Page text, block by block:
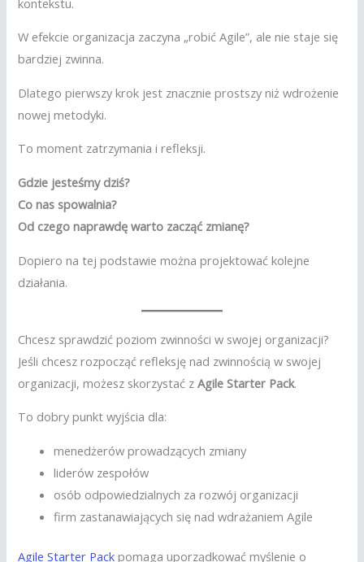
W efekcie organizacja zaczyna „robić Agile”, ale nie staje się
bardziej zwinna.
Dlatego pierwszy krok jest znacznie prostszy niż wdrożenie
nowej metodyki.
To moment zatrzymania i refleksji.
Gdzie jesteśmy dziś?
Co nas spowalnia?
Od czego naprawdę warto zacząć zmianę?
Dopiero na tej podstawie można projektować kolejne
działania.
Chcesz sprawdzić poziom zwinności w swojej organizacji?
Jeśli chcesz rozpocząć refleksję nad zwinnością w swojej
organizacji, możesz skorzystać zAgile Starter Pack.
To dobry punkt wyjścia dla:
menedżerów prowadzących zmiany
liderów zespołów
osób odpowiedzialnych za rozwój organizacji
firm zastanawiających się nad wdrażaniem Agile
Agile Starter Pack pomaga uporządkować myślenie o